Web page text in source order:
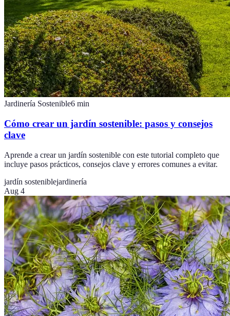
Jardinería Sostenible6 min
Cómo crear un jardín sostenible: pasos y consejos
clave
Aprende a crear un jardín sostenible con este tutorial completo que
incluye pasos prácticos, consejos clave y errores comunes a evitar.
jardín sosteniblejardinería
Aug 4